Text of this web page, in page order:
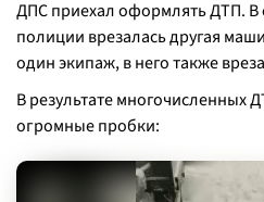
ДПС приехал оформлять ДТП. В
полиции врезалась другая
один экипаж, в него также
В результате многочисленных
огромные пробки: